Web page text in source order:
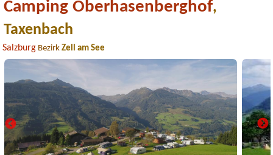
Camping Oberhasenberghof,
Taxenbach
Salzburg BezirkZell am See